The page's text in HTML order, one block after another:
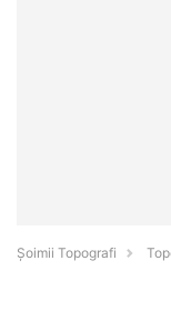
Șoimii Topografi